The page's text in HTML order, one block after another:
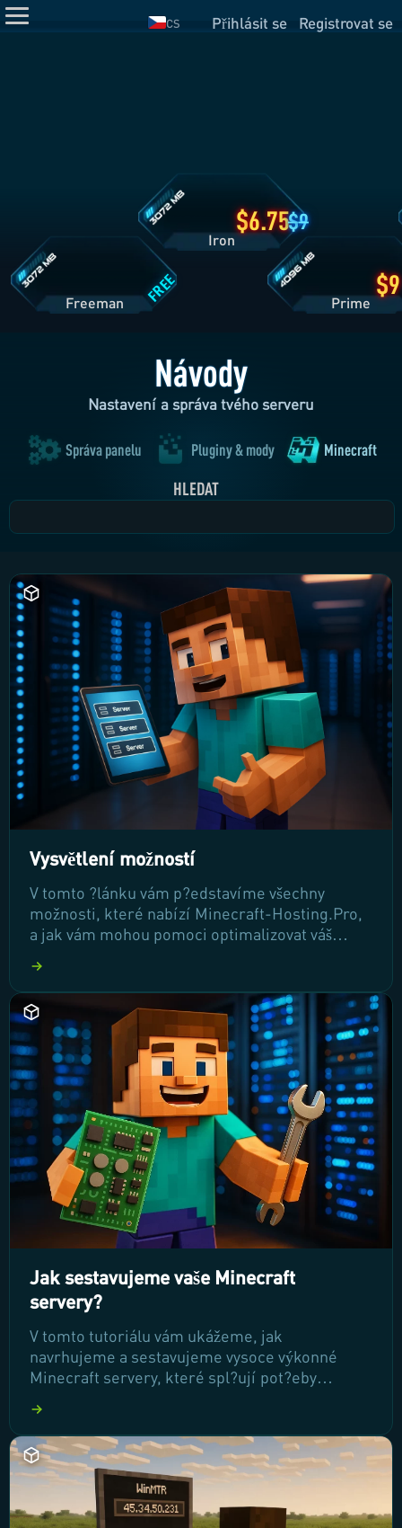
CS Přihlásit se Registrovat se
6.75
Návody
Nastavení a správa tvého serveru
Správa panelu Pluginy & mody Minecraft
HLEDAT
Vysvětlení možností
V tomto ?lánku vám p?edstavíme všechny
možnosti, které nabízí Minecraft-Hosting.Pro,
a jak vám mohou pomoci optimalizovat váš
vlastní domény, zjist?te, jak m?žete vylepšit
výkon vašeho serveru a p?izp?sobit ho p?esn?
podle vašich pot?eb. Poj?te se podívat na skv?lé
funkce, které ?ekají na vás!
Jak sestavujeme vaše Minecraft
servery?
V tomto tutoriálu vám ukážeme, jak
navrhujeme a sestavujeme vysoce výkonné
Minecraft servery, které spl?ují pot?eby
kové komponenty a jak naše vlastní technologie
p?ispívají k optimálnímu hernímu zážitku. P?
ipojte se k nám a objevte tajemství našeho úsp?
chu!